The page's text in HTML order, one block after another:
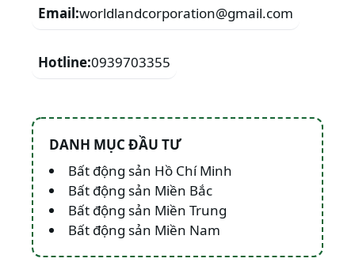
Email:worldlandcorporation@gmail.com
Hotline:0939703355
DANH MỤC ĐẦU TƯ
Bất động sản Hồ Chí Minh
Bất động sản Miền Bắc
Bất động sản Miền Trung
Bất động sản Miền Nam